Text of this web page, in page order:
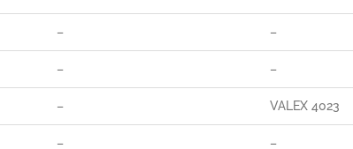
– –
– –
– VALEX 4023
– –